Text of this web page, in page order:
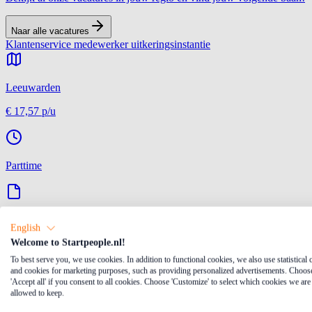
Naar alle vacatures
Klantenservice medewerker uitkeringsinstantie
Leeuwarden
€ 17,57 p/u
Parttime
MBO 4
English
Welcome to Startpeople.nl!
To best serve you, we use cookies. In addition to functional cookies, we also use statistical
and cookies for marketing purposes, such as providing personalized advertisements.
'Accept all' if you consent to all cookies. Choose 'Customize' to select which cookies we are
allowed to keep.